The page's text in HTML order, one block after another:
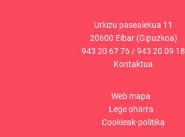
Urkizu pasealekua 11
20600 Eibar (Gipuzkoa)
943 20 67 76/943 20 09 18
Kontaktua
Web mapa
Lege oharra
Cookieak-politika